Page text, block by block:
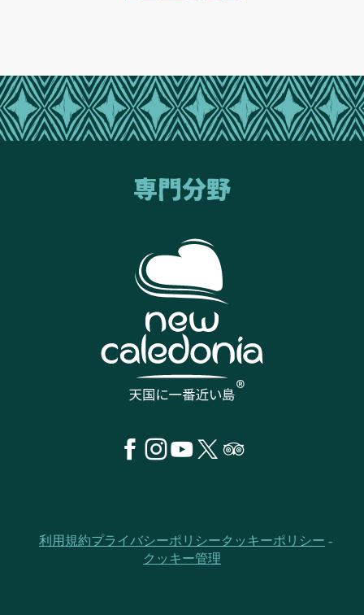
専門分野
利用規約プライバシーポリシークッキーポリシー
クッキー管理